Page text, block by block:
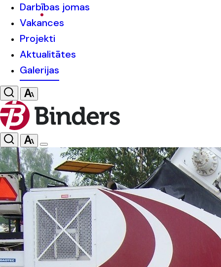
Darbības jomas
Vakances
Projekti
Aktualitātes
Galerijas